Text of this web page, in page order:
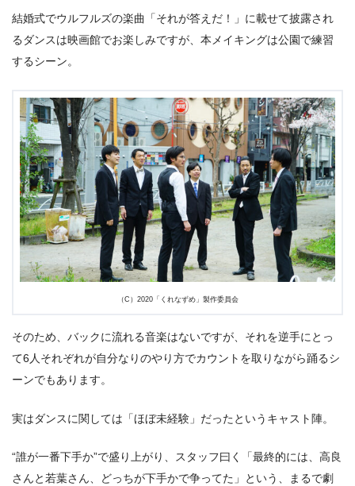
結婚式でウルフルズの楽曲「それが答えだ！」に載せて披露され
るダンスは映画館でお楽しみですが、本メイキングは公園で練習
するシーン。
（C）2020「くれなずめ」製作委員会
そのため、バックに流れる⾳楽はないですが、それを逆⼿にとっ
て6⼈それぞれが⾃分なりのやり⽅でカウントを取りながら踊るシ
ーンでもあります。
実はダンスに関しては「ほぼ未経験」だったというキャスト陣。
“誰が⼀番下⼿か”で盛り上がり、スタッフ⽈く「最終的には、⾼良
さんと若葉さん、どっちが下⼿かで争ってた」という、まるで劇